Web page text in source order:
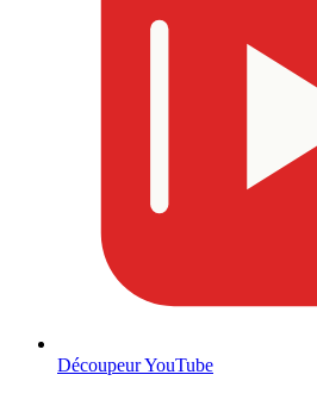
Découpeur YouTube